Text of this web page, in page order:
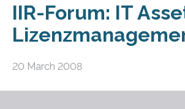
IIR-Forum: IT
20 March 2008